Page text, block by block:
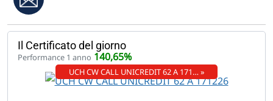
Il Certificato del giorno
Performance 1 anno 140,65%
UCH CW CALL UNICREDIT 62 A 171… »